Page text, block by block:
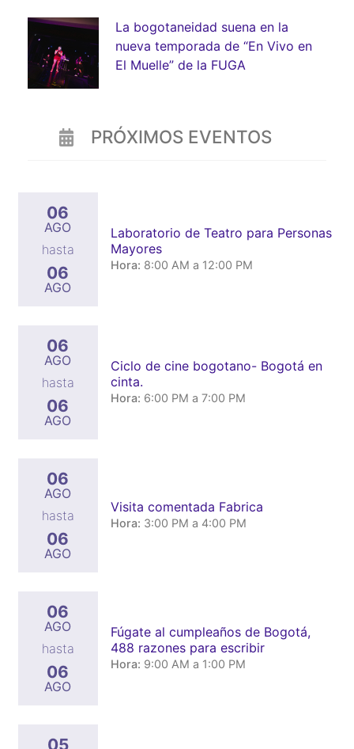
La bogotaneidad suena en la
nueva temporada de “En Vivo en
El Muelle” de la FUGA
PRÓXIMOS EVENTOS
06
AGO
hasta
06
AGO
Laboratorio de Teatro para Personas
Mayores
Hora: 8:00 AM a 12:00 PM
06
AGO
hasta
06
AGO
Ciclo de cine bogotano- Bogotá en
cinta.
Hora: 6:00 PM a 7:00 PM
06
AGO
hasta
06
AGO
Visita comentada Fabrica
Hora: 3:00 PM a 4:00 PM
06
AGO
hasta
06
AGO
Fúgate al cumpleaños de Bogotá,
488 razones para escribir
Hora: 9:00 AM a 1:00 PM
05